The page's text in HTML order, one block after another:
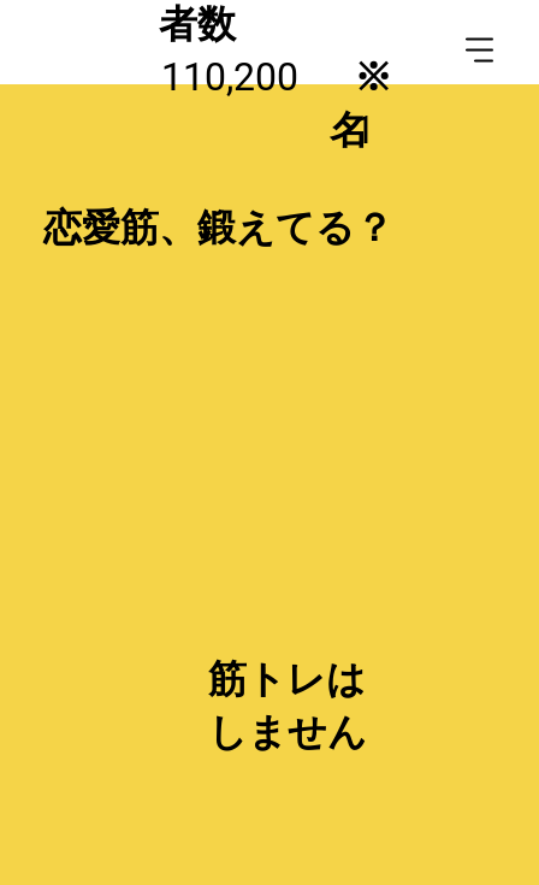
者数
110,200
名
※
1
恋愛筋、鍛えてる？
筋トレは
しません